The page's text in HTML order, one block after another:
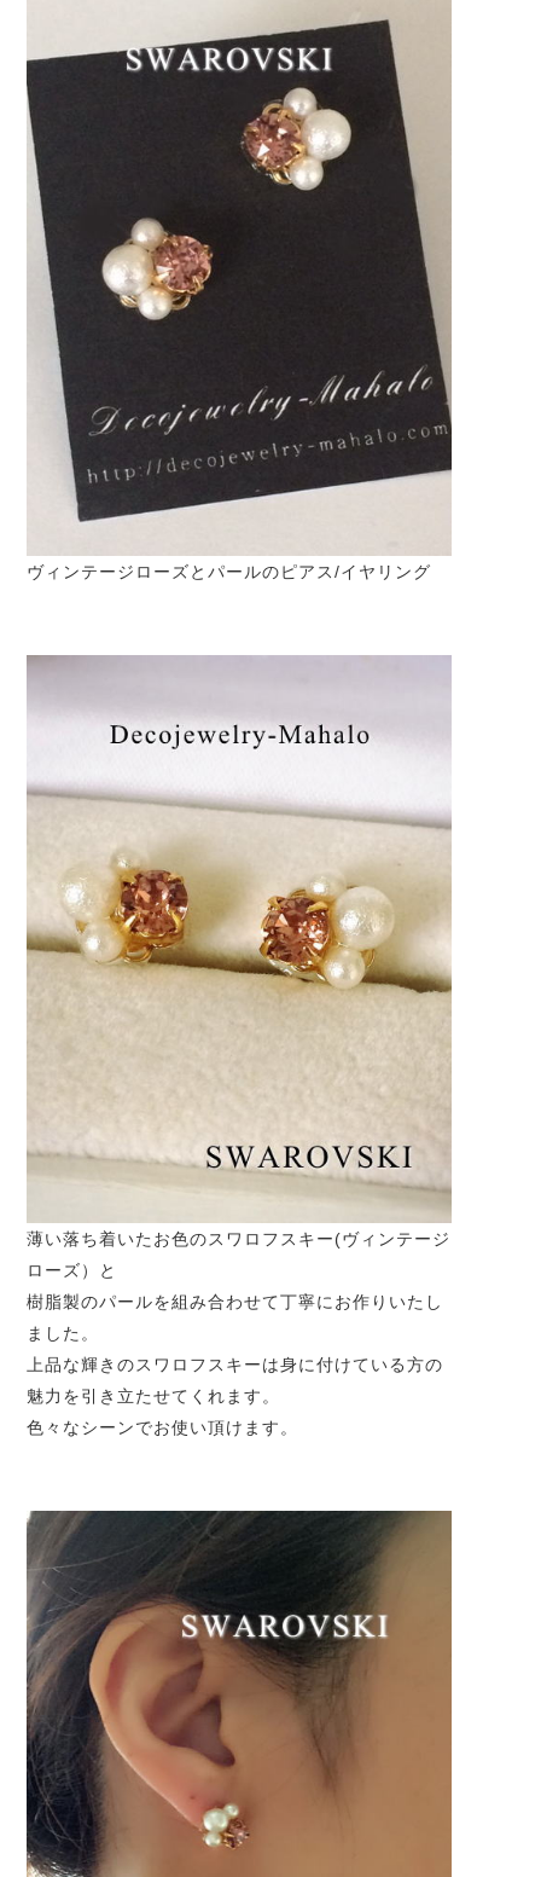
ヴィンテージローズとパールのピアス/イヤリング
薄い落ち着いたお色のスワロフスキー(ヴィンテージ
ローズ）と
樹脂製のパールを組み合わせて丁寧にお作りいたし
ました。
上品な輝きのスワロフスキーは身に付けている方の
魅力を引き立たせてくれます。
色々なシーンでお使い頂けます。